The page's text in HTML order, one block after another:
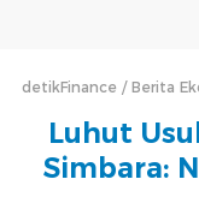
detikFinance Berita
Luhut
Simbara: